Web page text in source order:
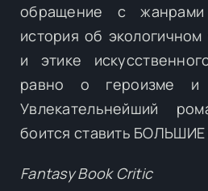
обращение с
история об
и этике
равно о героизме и
Увлекательнейший
боится ставить БОЛЬШИЕ
Fantasy Book Critic